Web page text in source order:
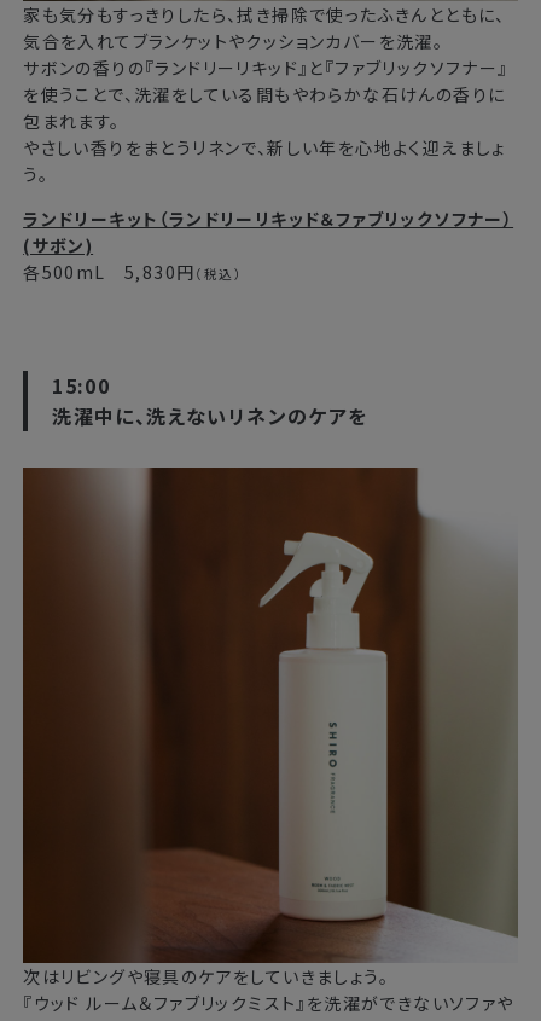
家も気分もすっきりしたら、拭き掃除で使ったふきんとともに、
気合を入れてブランケットやクッションカバーを洗濯。
サボンの香りの『ランドリーリキッド』と『ファブリックソフナー』
を使うことで、洗濯をしている間もやわらかな石けんの香りに
包まれます。
やさしい香りをまとうリネンで、新しい年を心地よく迎えましょ
う。
ランドリーキット（ランドリーリキッド＆ファブリックソフナー）
(サボン)
各500mL 5,830円 （税込）
15:00
洗濯中に、洗えないリネンのケアを
次はリビングや寝具のケアをしていきましょう。
『ウッド ルーム＆ファブリックミスト』を洗濯ができないソファや